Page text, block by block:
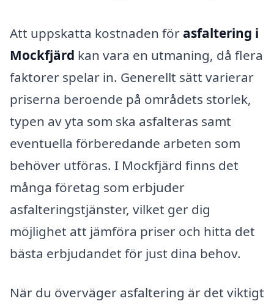
Att uppskatta kostnaden för asfaltering i
Mockfjärd kan vara en utmaning, då flera
faktorer spelar in. Generellt sätt varierar
priserna beroende på områdets storlek,
typen av yta som ska asfalteras samt
eventuella förberedande arbeten som
behöver utföras. I Mockfjärd finns det
många företag som erbjuder
asfalteringstjänster, vilket ger dig
möjlighet att jämföra priser och hitta det
bästa erbjudandet för just dina behov.
När du överväger asfaltering är det viktigt